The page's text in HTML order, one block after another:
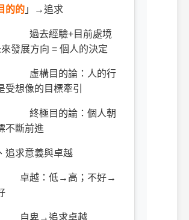
的的 」 →追求
過去經驗+目前處境
發展方向 = 個人的決定
虛構目的論：人的行
受想像的目標牽引
終極目的論：個人朝
不斷前進
追求意義與卓越
卓越：低→ 高 ；不好→
自卑→追求卓越